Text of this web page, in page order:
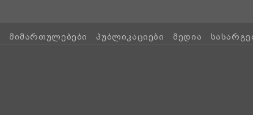
ᲛᲘᲛᲐᲠᲗᲣᲚᲔᲑᲔᲑᲘ ᲞᲣᲑᲚᲘᲙᲐᲪᲘᲔᲑᲘ ᲛᲔᲓᲘᲐ